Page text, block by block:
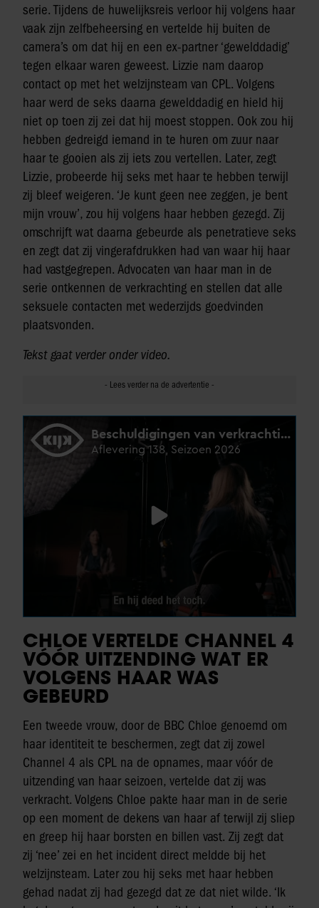
serie. Tijdens de huwelijksreis verloor hij volgens haar
vaak zijn zelfbeheersing en vertelde hij buiten de
camera’s om dat hij en een ex-partner ‘gewelddadig’
tegen elkaar waren geweest. Lizzie nam daarop
contact op met het welzijnsteam van CPL. Volgens
haar werd de seks daarna gewelddadig en hield hij
niet op toen zij zei dat hij moest stoppen. Ook zou hij
hebben gedreigd iemand in te huren om zuur naar
haar te gooien als zij iets zou vertellen. Later, zegt
Lizzie, probeerde hij seks met haar te hebben terwijl
zij bleef weigeren. ‘Je kunt geen nee zeggen, je bent
mijn vrouw’, zou hij volgens haar hebben gezegd. Zij
omschrijft wat daarna gebeurde als penetratieve seks
en zegt dat zij vingerafdrukken had van waar hij haar
had vastgegrepen. Advocaten van haar man in de
serie ontkennen de verkrachting en stellen dat alle
seksuele contacten met wederzijds goedvinden
plaatsvonden.
Tekst gaat verder onder video.
CHLOE VERTELDE CHANNEL 4
VÓÓR UITZENDING WAT ER
VOLGENS HAAR WAS
GEBEURD
Een tweede vrouw, door de BBC Chloe genoemd om
haar identiteit te beschermen, zegt dat zij zowel
Channel 4 als CPL na de opnames, maar vóór de
uitzending van haar seizoen, vertelde dat zij was
verkracht. Volgens Chloe pakte haar man in de serie
op een moment de dekens van haar af terwijl zij sliep
en greep hij haar borsten en billen vast. Zij zegt dat
zij ‘nee’ zei en het incident direct meldde bij het
welzijnsteam. Later zou hij seks met haar hebben
gehad nadat zij had gezegd dat ze dat niet wilde. ‘Ik